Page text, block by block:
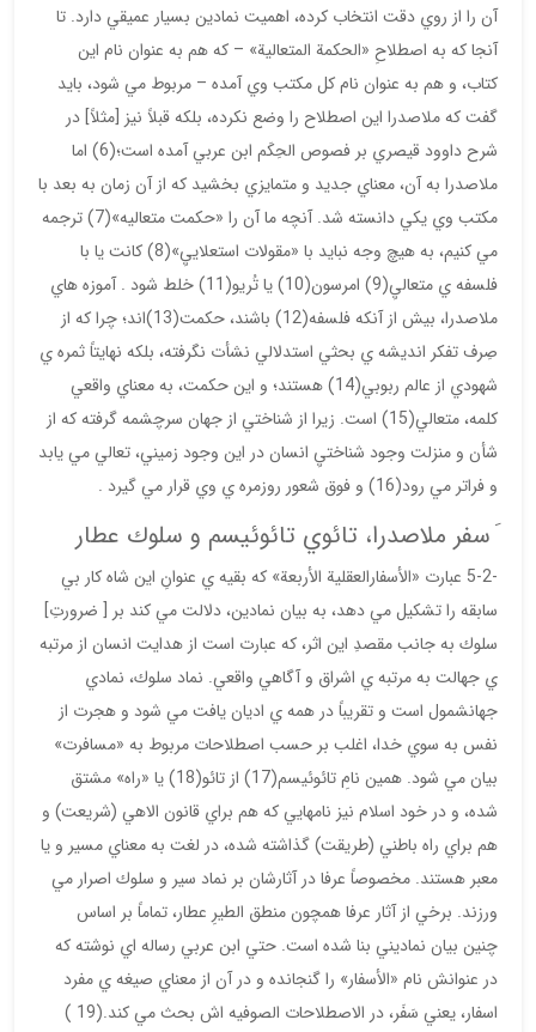
آن را از روي دقت انتخاب كرده، اهميت نمادين بسيار عميقي دارد. تا
آنجا كه به اصطلاحِ «الحكمة المتعالية» – كه هم به عنوان نام اين
كتاب، و هم به عنوان نام كل مكتب وي آمده – مربوط مي شود، بايد
گفت كه ملاصدرا اين اصطلاح را وضع نكرده، بلكه قبلاً نيز [مثلاً] در
شرح داوود قيصري بر فصوص الحِكَم ابن عربي آمده است؛(6) اما
ملاصدرا به آن، معناي جديد و متمايزي بخشيد كه از آن زمان به بعد با
مكتب وي يكي دانسته شد. آنچه ما آن را «حكمت متعاليه»(7) ترجمه
مي كنيم، به هيچ وجه نبايد با «مقولات استعلاييِ»(8) كانت يا با
فلسفه ي متعاليِ(9) امرسون(10) يا تُريو(11) خلط شود . آموزه هاي
ملاصدرا، بيش از آنكه فلسفه(12) باشند، حكمت(13)اند؛ چرا كه از
صِرف تفكر انديشه ي بحثي استدلالي نشأت نگرفته، بلكه نهايتاً ثمره ي
شهودي از عالم ربوبي(14) هستند؛ و اين حكمت، به معناي واقعي
كلمه، متعالي(15) است. زيرا از شناختي از جهان سرچشمه گرفته كه از
شأن و منزلت وجود شناختيِ انسان در اين وجود زميني، تعالي مي يابد
و فراتر مي رود(16) و فوق شعور روزمره ي وي قرار مي گيرد .
َ سفر ملاصدرا، تائوي تائوئيسم و سلوك عطار
-5-2 عبارت «الأسفارالعقلية الأربعة» كه بقيه ي عنوانِ اين شاه كار بي
سابقه را تشكيل مي دهد، به بيان نمادين، دلالت مي كند بر [ ضرورتِ]
سلوك به جانب مقصدِ اين اثر، كه عبارت است از هدايت انسان از مرتبه
ي جهالت به مرتبه ي اشراق و آگاهي واقعي. نماد سلوك، نمادي
جهانشمول است و تقريباً در همه ي اديان يافت مي شود و هجرت از
نفس به سوي خدا، اغلب بر حسب اصطلاحات مربوط به «مسافرت»
بيان مي شود. همين نامِ تائوئيسم(17) از تائو(18) يا «راه» مشتق
شده، و در خود اسلام نيز نامهايي كه هم براي قانون الاهي (شريعت) و
هم براي راه باطني (طريقت) گذاشته شده، در لغت به معناي مسير و يا
معبر هستند. مخصوصاً عرفا در آثارشان بر نماد سير و سلوك اصرار مي
ورزند. برخي از آثار عرفا همچون منطق الطيرِ عطار، تماماً بر اساس
چنين بيان نماديني بنا شده است. حتي ابن عربي رساله اي نوشته كه
در عنوانش نام «الأسفار» را گنجانده و در آن از معناي صيغه ي مفرد
اسفار، يعني سَفَر، در الاصطلاحات الصوفيه اش بحث مي كند.(19 )